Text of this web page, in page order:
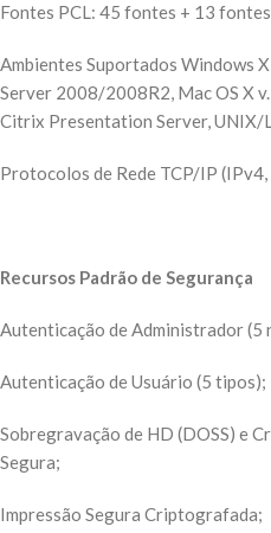
Fontes PCL: 45 fontes + 13
Ambientes Suportados Windows
Server 2008/2008R2, Mac OS X
Citrix Presentation Server, UNIX/
Protocolos de Rede TCP/IP
Recursos Padrão de Segurança
Autenticação de Administrador (5
Autenticação de Usuário (5 tipos);
Sobregravação de HD (DOSS) e
Segura;
Impressão Segura Criptografada;